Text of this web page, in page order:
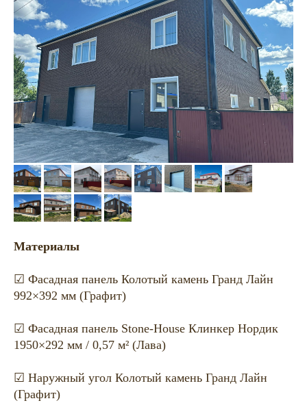
Материалы
☑ Фасадная панель Колотый камень Гранд Лайн
992×392 мм (Графит)
☑ Фасадная панель Stone-House Клинкер Нордик
1950×292 мм / 0,57 м² (Лава)
☑ Наружный угол Колотый камень Гранд Лайн
(Графит)